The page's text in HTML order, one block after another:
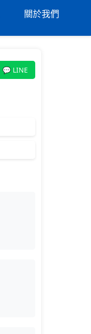
關於我們
💬 LINE